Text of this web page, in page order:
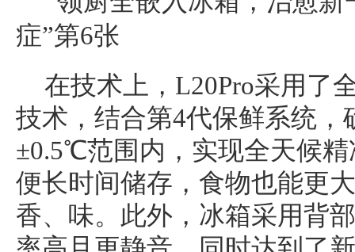
在技术上，L20Pro采用了
技术，结合第4代保鲜系统，
±0.5℃范围内，实现全天候
便长时间储存，食物也能更
香、味。此外，冰箱采用背